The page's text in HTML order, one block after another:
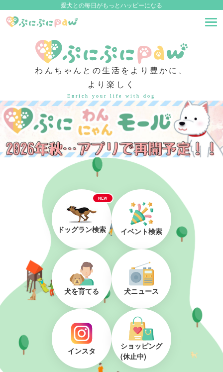
愛犬との毎日がもっとハッピーになる
わんちゃんとの生活をより豊かに、
より楽しく
Enrich your life with dog
NEW
ドッグラン検索 イベント検索
犬を育てる 犬ニュース
インスタ
ショッピング
(休止中)